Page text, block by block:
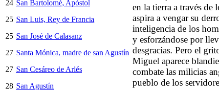
24 San Bartolomé, Apóstol
25 San Luis, Rey de Francia
25 San José de Calasanz
27 Santa Mónica, madre de san Agustín
27 San Cesáreo de Arlés
28 San Agustín
en la tierra a través
aspira a vengar su
inteligencia de los
y esforzándose por
desgracias. Pero el
Miguel aparece
combate las milicias
pueblo de los